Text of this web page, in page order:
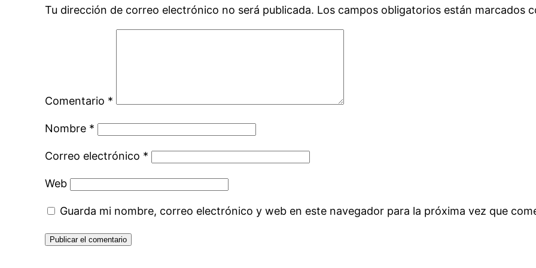
Tu dirección de correo electrónico no será publicada. Los campos obligatorios están marcados
Comentario *
Nombre *
Correo electrónico *
Web
Guarda mi nombre, correo electrónico y web en este navegador para la próxima vez que